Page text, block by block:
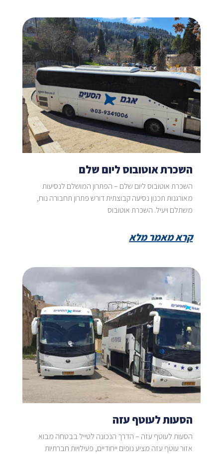
השכרת אוטובוס ליום שלם
השכרת אוטובוס ליום שלם – הפתרון המושלם לנסיעות
מאורגנות תכנון נסיעה קבוצתית דורש פתרון תחבורה נוח,
משתלם ויעיל. השכרת אוטובוס
קרא מאמר מלא
הסעות לעוטף עזה
הסעות לעוטף עזה – הדרך הנכונה לטייל בבטחה מבוא
אזור עוטף עזה מציע נופים ייחודיים, פעילויות חברתיות